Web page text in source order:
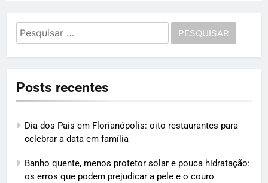
Pesquisar
por:
Posts recentes
Dia dos Pais em Florianópolis: oito restaurantes para
celebrar a data em família
Banho quente, menos protetor solar e pouca hidratação:
os erros que podem prejudicar a pele e o couro